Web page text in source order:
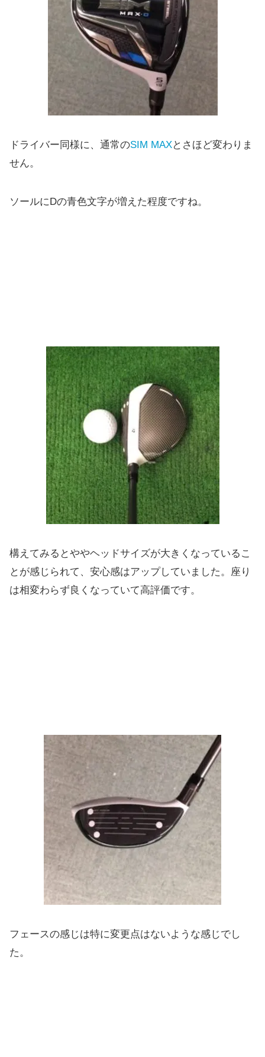
ドライバー同様に、通常のSIM MAXとさほど変わりま
せん。
ソールにDの青色文字が増えた程度ですね。
構えてみるとややヘッドサイズが大きくなっているこ
とが感じられて、安心感はアップしていました。座り
は相変わらず良くなっていて高評価です。
フェースの感じは特に変更点はないような感じでし
た。